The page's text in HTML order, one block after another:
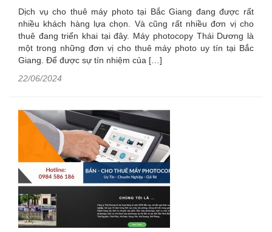
Dịch vụ cho thuê máy photo tại Bắc Giang đang được rất
nhiều khách hàng lựa chọn. Và cũng rất nhiều đơn vị cho
thuê đang triển khai tại đây. Máy photocopy Thái Dương là
một trong những đơn vị cho thuê máy photo uy tín tại Bắc
Giang. Để được sự tín nhiệm của […]
22/06/2024